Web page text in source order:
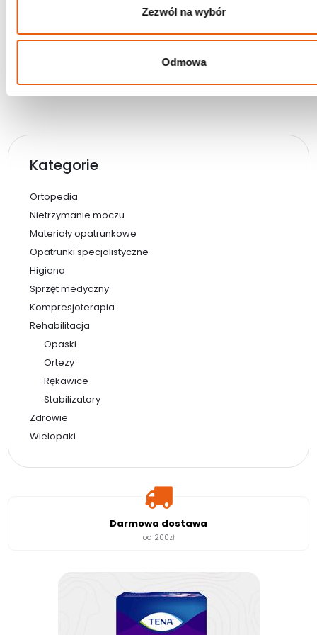
Zezwól na wybór
Odmowa
Wysyłka w ciągu 24h
Magazyn: Dostępny
Kategorie
Ortopedia
Nietrzymanie moczu
Materiały opatrunkowe
Opatrunki specjalistyczne
Higiena
Sprzęt medyczny
Kompresjoterapia
Rehabilitacja
Opaski
Ortezy
Rękawice
Stabilizatory
Zdrowie
Wielopaki
Darmowa dostawa
od 200zł